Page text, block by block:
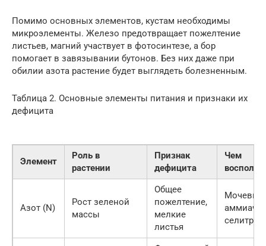
Помимо основных элементов, кустам необходимы
микроэлементы. Железо предотвращает пожелтение
листьев, магний участвует в фотосинтезе, а бор
помогает в завязывании бутонов. Без них даже при
обилии азота растение будет выглядеть болезненным.
Таблица 2. Основные элементы питания и признаки их
дефицита
Элемент
Роль в
растении
Признак
дефицита
Чем
Азот (N)
Рост зеленой
массы
Общее
пожелтение,
мелкие
листья
селитра